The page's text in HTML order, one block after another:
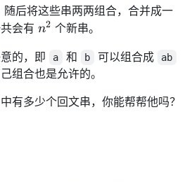
随后将这些串两两组合，合并成一
会有 n^2
n2 个新串。
的，即 a 和 b 可以组合成 ab
组合也是允许的。
有多少个回文串，你能帮帮他吗？